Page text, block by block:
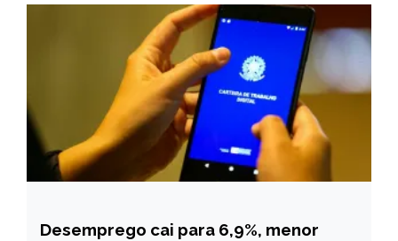
BRASIL
Desemprego cai para 6,9%, menor